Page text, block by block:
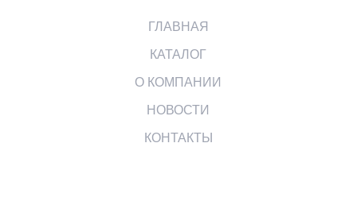
ГЛАВНАЯ
КАТАЛОГ
О КОМПАНИИ
НОВОСТИ
КОНТАКТЫ